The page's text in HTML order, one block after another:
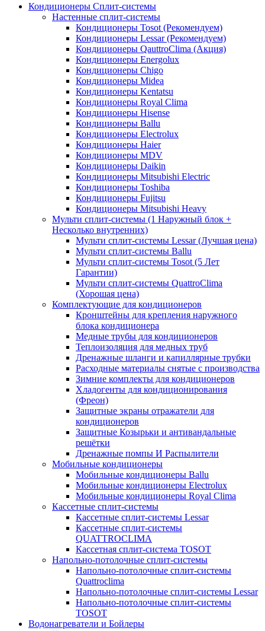
Кондиционеры Сплит-системы
Настенные сплит-системы
Кондиционеры Tosot (Рекомендуем)
Кондиционеры Lessar (Рекомендуем)
Кондиционеры QauttroClima (Акция)
Кондиционеры Energolux
Кондиционеры Chigo
Кондиционеры Midea
Кондиционеры Kentatsu
Кондиционеры Royal Clima
Кондиционеры Hisense
Кондиционеры Ballu
Кондиционеры Electrolux
Кондиционеры Haier
Кондиционеры MDV
Кондиционеры Daikin
Кондиционеры Mitsubishi Electric
Кондиционеры Toshiba
Кондиционеры Fujitsu
Кондиционеры Mitsubishi Heavy
Мульти сплит-системы (1 Наружный блок +
Несколько внутренних)
Мульти сплит-системы Lessar (Лучшая цена)
Мульти сплит-системы Ballu
Мульти сплит-системы Tosot (5 Лет
Гарантии)
Мульти сплит-системы QuattroClima
(Хорошая цена)
Комплектующие для кондиционеров
Кронштейны для крепления наружного
блока кондиционера
Медные трубы для кондиционеров
Теплоизоляция для медных труб
Дренажные шланги и капиллярные трубки
Расходные материалы снятые с производства
Зимние комплекты для кондиционеров
Хладогенты для кондиционирования
(Фреон)
Защитные экраны отражатели для
кондиционеров
Защитные Козырьки и антивандальные
решётки
Дренажные помпы И Распылители
Мобильные кондиционеры
Мобильные кондиционеры Ballu
Мобильные кондиционеры Electrolux
Мобильные кондиционеры Royal Clima
Кассетные сплит-системы
Кассетные сплит-системы Lessar
Кассетные сплит-системы
QUATTROCLIMA
Кассетная сплит-система TOSOT
Напольно-потолочные сплит-системы
Напольно-потолочные сплит-системы
Quattroclima
Напольно-потолочные сплит-системы Lessar
Напольно-потолочные сплит-системы
TOSOT
Водонагреватели и Бойлеры